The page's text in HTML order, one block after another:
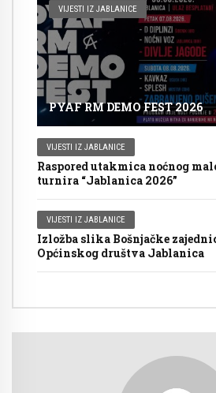
VIJESTI IZ JABLANICE
PYAF RM DEMO FEST 2026
VIJESTI IZ JABLANICE
Raspored utakmica noćnog
turnira “Jablanica 2026”
VIJESTI IZ JABLANICE
Izložba slika Bošnjačke
Općinskog društva Jablanica